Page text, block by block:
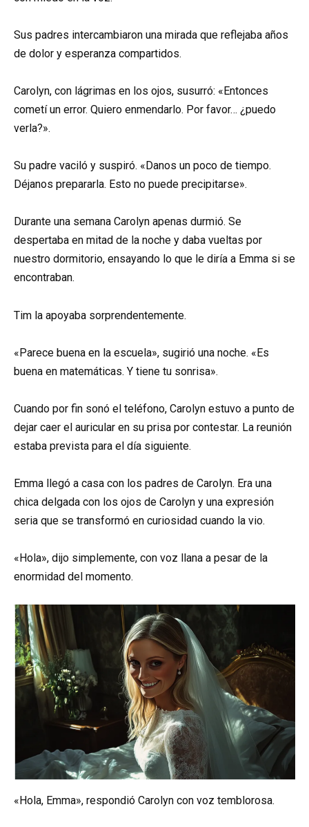
Sus padres intercambiaron una mirada que reflejaba años
de dolor y esperanza compartidos.
Carolyn, con lágrimas en los ojos, susurró: «Entonces
cometí un error. Quiero enmendarlo. Por favor… ¿puedo
verla?».
Su padre vaciló y suspiró. «Danos un poco de tiempo.
Déjanos prepararla. Esto no puede precipitarse».
Durante una semana Carolyn apenas durmió. Se
despertaba en mitad de la noche y daba vueltas por
nuestro dormitorio, ensayando lo que le diría a Emma si se
encontraban.
Tim la apoyaba sorprendentemente.
«Parece buena en la escuela», sugirió una noche. «Es
buena en matemáticas. Y tiene tu sonrisa».
Cuando por fin sonó el teléfono, Carolyn estuvo a punto de
dejar caer el auricular en su prisa por contestar. La reunión
estaba prevista para el día siguiente.
Emma llegó a casa con los padres de Carolyn. Era una
chica delgada con los ojos de Carolyn y una expresión
seria que se transformó en curiosidad cuando la vio.
«Hola», dijo simplemente, con voz llana a pesar de la
enormidad del momento.
«Hola, Emma», respondió Carolyn con voz temblorosa.